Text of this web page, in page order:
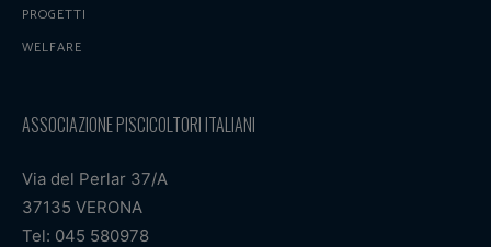
PROGETTI
WELFARE
ASSOCIAZIONE PISCICOLTORI ITALIANI
Via del Perlar 37/A
37135 VERONA
Tel: 045 580978